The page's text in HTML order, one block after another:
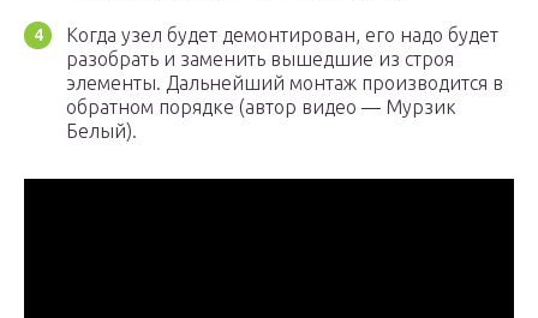
Когда узел будет демонтирован, его надо будет
разобрать и заменить вышедшие из строя
элементы. Дальнейший монтаж производится в
обратном порядке (автор видео — Мурзик
Белый).